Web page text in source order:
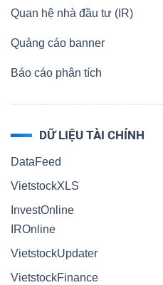
Quan hệ nhà đầu tư (IR)
Quảng cáo banner
Báo cáo phân tích
DỮ LIỆU TÀI CHÍNH
DataFeed
VietstockXLS
InvestOnline
IROnline
VietstockUpdater
VietstockFinance